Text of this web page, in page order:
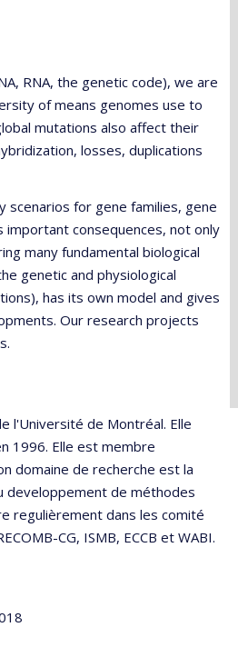
RNA, the genetic code), we are
of means genomes use to
mutations also affect their
losses, duplications
for gene families, gene
consequences, not only
many fundamental biological
genetic and physiological
has its own model and gives
Our research projects
l'Université de Montréal. Elle
1996. Elle est membre
domaine de recherche est la
developpement de méthodes
regulièrement dans les comité
CG, ISMB, ECCB et WABI.